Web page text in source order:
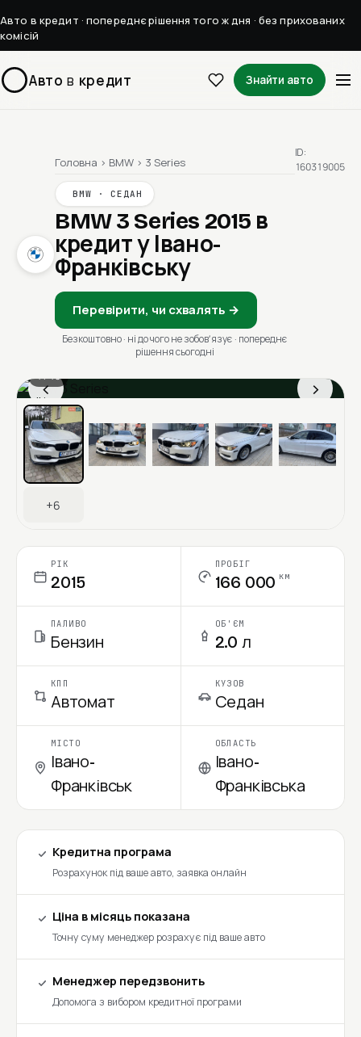
Авто в кредит · попереднє рішення того ж дня · без прихованих
комісій
Авто в кредит Знайти авто
Головна › BMW › 3 Series
BMW · СЕДАН
BMW 3 Series 2015 в
кредит у Івано-
Франківську
Перевірити, чи схвалять →
Безкоштовно · ні до чого не зобовʼязує · попереднє
рішення сьогодні
ID:
160319005
‹ ›
1 / 13
Ціна в місяць
+6
РІК
2015
ПРОБІГ
166 000 км
ПАЛИВО
Бензин
ОБ'ЄМ
2.0 л
КПП
Автомат
КУЗОВ
Седан
МІСТО
Івано-
Франківськ
ОБЛАСТЬ
Івано-
Франківська
Кредитна програма
Розрахунок під ваше авто, заявка онлайн
Ціна в місяць показана
Точну суму менеджер розрахує під ваше авто
Менеджер передзвонить
Допомога з вибором кредитної програми